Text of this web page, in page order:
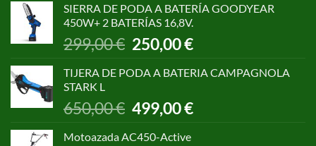
era:
1.055,00 €.
es:
SIERRA DE PODA A BATERÍA GOODYEAR
450W+ 2 BATERÍAS 16,8V.
299,00€ El
precio
original
299,00 €.
250,00€El
precio
actual
250,00 €.
TIJERA DE PODA A BATERIA CAMPAGNOLA
STARK L
650,00€
El
precio
original
499,00€El
precio
Motoazada AC450-Active